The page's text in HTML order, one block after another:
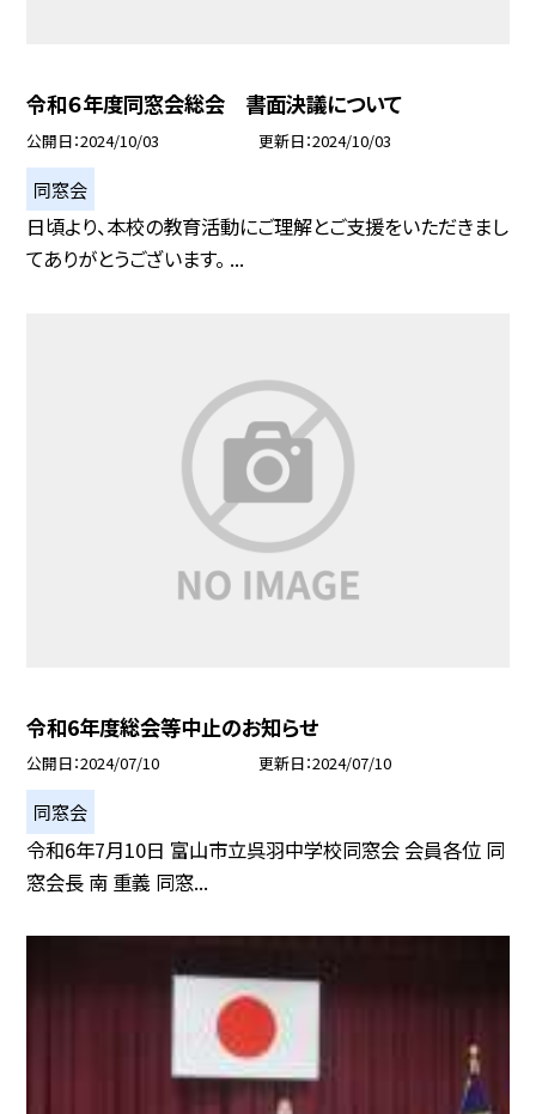
令和６年度同窓会総会 書面決議について
公開日 2024/10/03 更新日 2024/10/03
同窓会
日頃より、本校の教育活動にご理解とご支援をいただきまし
てありがとうございます。 ...
令和6年度総会等中止のお知らせ
公開日 2024/07/10 更新日 2024/07/10
同窓会
令和6年7月10日 富山市立呉羽中学校同窓会 会員各位 同
窓会長 南 重義 同窓...